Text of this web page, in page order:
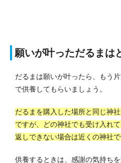
願いが叶っただるまは
だるまは願いが叶ったら、もう
で供養してもらいましょう。
だるまを購入した場所と同じ神
ですが、どの神社でも受け入れ
返しできない場合は近くの神社
供養するときは、感謝の気持ち